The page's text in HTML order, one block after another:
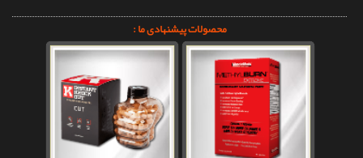
محصولات پیشنهادی ما :